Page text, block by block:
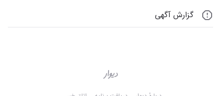
گزارش آگهی